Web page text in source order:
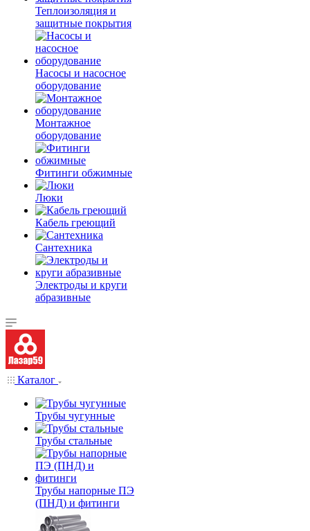
Теплоизоляция и
защитные покрытия
Насосы и насосное
оборудование
Монтажное
оборудование
Фитинги обжимные
Люки
Кабель греющий
Сантехника
Электроды и круги
абразивные
Каталог
Трубы чугунные
Трубы стальные
Трубы напорные ПЭ
(ПНД) и фитинги